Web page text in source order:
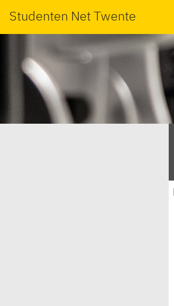
Studenten Net Twente